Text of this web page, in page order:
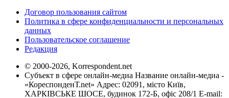
Договор пользования сайтом
Политика в сфере конфиденциальности и персональных
данных
Пользовательское соглашение
Редакция
© 2000-2026, Korrespondent.net
Субъект в сфере онлайн-медиа Название онлайн-медиа -
«КореспонденТ.net» Адрес: 02091, місто Київ,
ХАРКІВСЬКЕ ШОСЕ, будинок 172-Б, офіс 208/1 E-mail: